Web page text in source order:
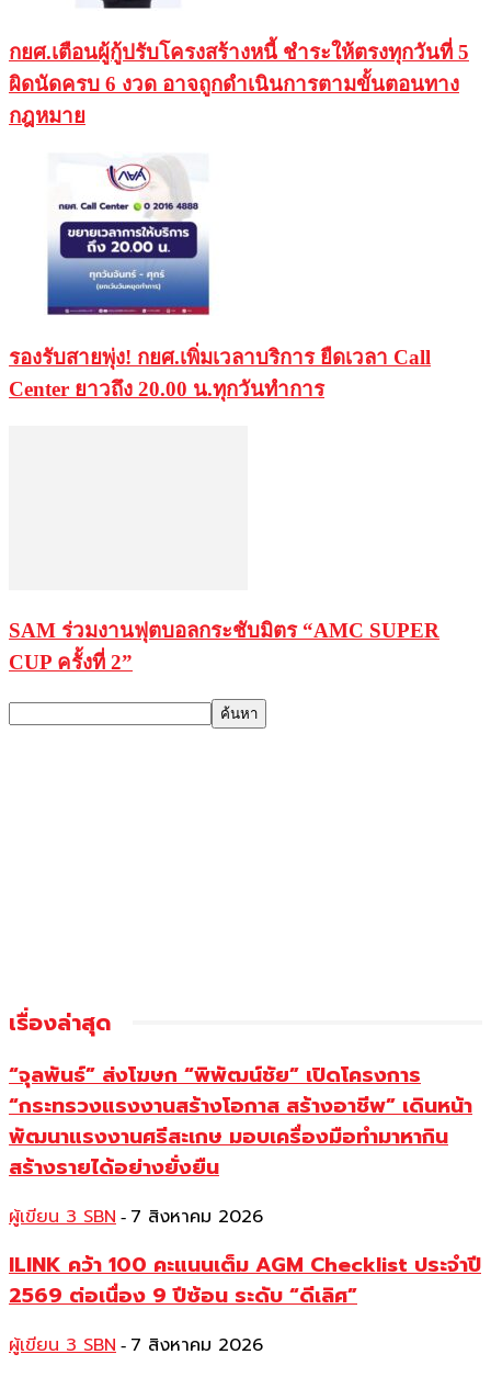
กยศ.เตือนผู้กู้ปรับโครงสร้างหนี้ ชำระให้ตรงทุกวันที่ 5
ผิดนัดครบ 6 งวด อาจถูกดำเนินการตามขั้นตอนทาง
กฎหมาย
รองรับสายพุ่ง! กยศ.เพิ่มเวลาบริการ ยืดเวลา Call
Center ยาวถึง 20.00 น.ทุกวันทำการ
SAM ร่วมงานฟุตบอลกระชับมิตร “AMC SUPER
CUP ครั้งที่ 2”
เรื่องล่าสุด
“จุลพันธ์” ส่งโฆษก “พิพัฒน์ชัย” เปิดโครงการ
“กระทรวงแรงงานสร้างโอกาส สร้างอาชีพ” เดินหน้า
พัฒนาแรงงานศรีสะเกษ มอบเครื่องมือทำมาหากิน
สร้างรายได้อย่างยั่งยืน
ผู้เขียน 3 SBN - 7 สิงหาคม 2026
ILINK คว้า 100 คะแนนเต็ม AGM Checklist ประจำปี
2569 ต่อเนื่อง 9 ปีซ้อน ระดับ “ดีเลิศ”
ผู้เขียน 3 SBN - 7 สิงหาคม 2026